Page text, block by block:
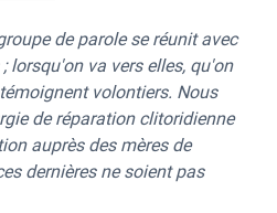
de parole se réunit avec
lorsqu'on va vers elles, qu'on
volontiers. Nous
de réparation clitoridienne
auprès des mères de
dernières ne soient pas